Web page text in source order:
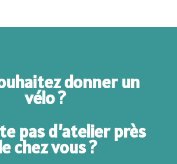
donner un
vélo ?
pas d’atelier près
chez vous ?